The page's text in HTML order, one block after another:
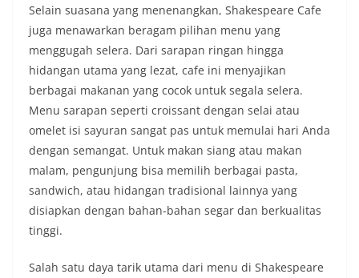
Selain suasana yang menenangkan, Shakespeare Cafe
juga menawarkan beragam pilihan menu yang
menggugah selera. Dari sarapan ringan hingga
hidangan utama yang lezat, cafe ini menyajikan
berbagai makanan yang cocok untuk segala selera.
Menu sarapan seperti croissant dengan selai atau
omelet isi sayuran sangat pas untuk memulai hari Anda
dengan semangat. Untuk makan siang atau makan
malam, pengunjung bisa memilih berbagai pasta,
sandwich, atau hidangan tradisional lainnya yang
disiapkan dengan bahan-bahan segar dan berkualitas
tinggi.
Salah satu daya tarik utama dari menu di Shakespeare